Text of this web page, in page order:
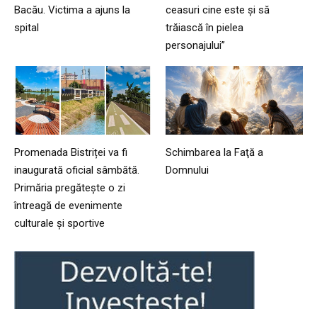
Bacău. Victima a ajuns la
spital
ceasuri cine este și să
trăiască în pielea
personajului”
Promenada Bistriței va fi
inaugurată oficial sâmbătă.
Primăria pregătește o zi
întreagă de evenimente
culturale și sportive
Schimbarea la Faţă a
Domnului